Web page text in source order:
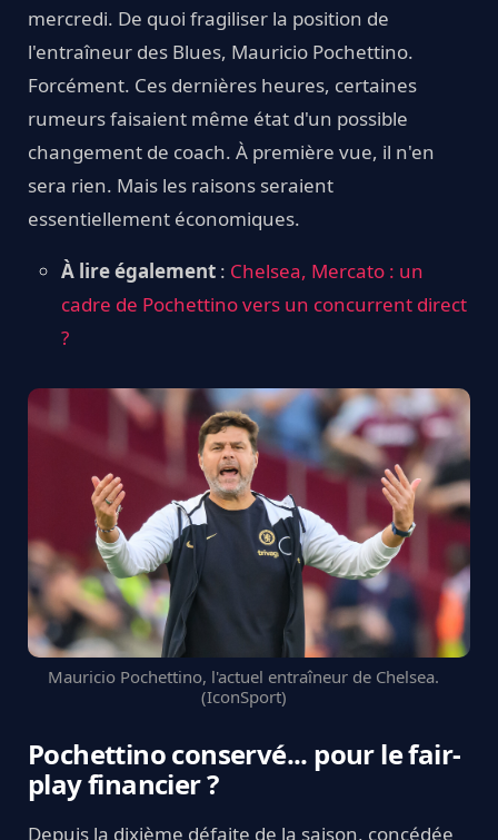
mercredi. De quoi fragiliser la position de
l'entraîneur des Blues, Mauricio Pochettino.
Forcément. Ces dernières heures, certaines
rumeurs faisaient même état d'un possible
changement de coach. À première vue, il n'en
sera rien. Mais les raisons seraient
essentiellement économiques.
À lire également : Chelsea, Mercato : un
cadre de Pochettino vers un concurrent direct
?
Mauricio Pochettino, l'actuel entraîneur de Chelsea.
(IconSport)
Pochettino conservé... pour le fair-
play financier ?
Depuis la dixième défaite de la saison, concédée